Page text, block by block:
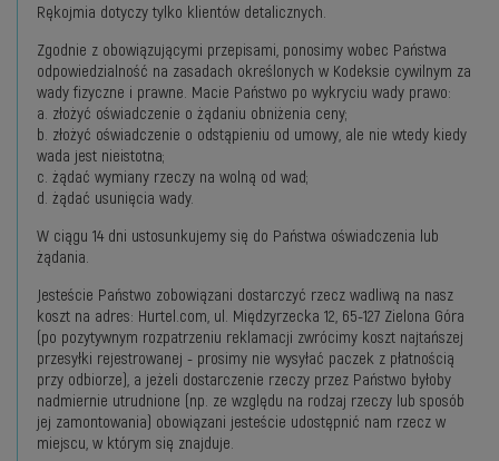
Rękojmia dotyczy tylko klientów detalicznych.
Zgodnie z obowiązującymi przepisami, ponosimy wobec Państwa
odpowiedzialność na zasadach określonych w Kodeksie cywilnym za
wady fizyczne i prawne. Macie Państwo po wykryciu wady prawo:
a. złożyć oświadczenie o żądaniu obniżenia ceny;
b. złożyć oświadczenie o odstąpieniu od umowy, ale nie wtedy kiedy
wada jest nieistotna;
c. żądać wymiany rzeczy na wolną od wad;
d. żądać usunięcia wady.
W ciągu 14 dni ustosunkujemy się do Państwa oświadczenia lub
żądania.
Jesteście Państwo zobowiązani dostarczyć rzecz wadliwą na nasz
koszt na adres: Hurtel.com, ul. Międzyrzecka 12, 65-127 Zielona Góra
(po pozytywnym rozpatrzeniu reklamacji zwrócimy koszt najtańszej
przesyłki rejestrowanej - prosimy nie wysyłać paczek z płatnością
przy odbiorze), a jeżeli dostarczenie rzeczy przez Państwo byłoby
nadmiernie utrudnione (np. ze względu na rodzaj rzeczy lub sposób
jej zamontowania) obowiązani jesteście udostępnić nam rzecz w
miejscu, w którym się znajduje.